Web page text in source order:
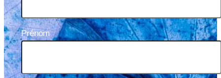
Prénom